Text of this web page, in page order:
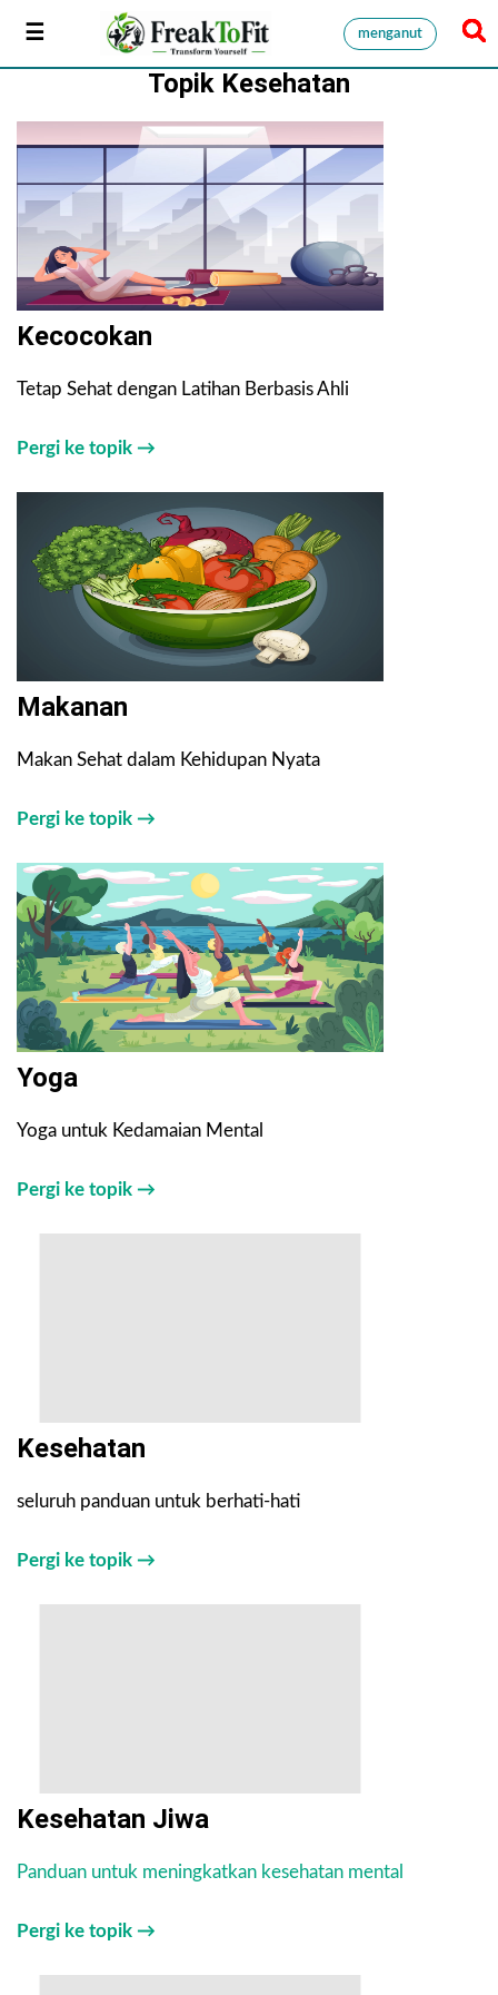
menganut
Topik Kesehatan
Kecocokan
Tetap Sehat dengan Latihan Berbasis Ahli
Pergi ke topik →
Makanan
Makan Sehat dalam Kehidupan Nyata
Pergi ke topik →
Yoga
Yoga untuk Kedamaian Mental
Pergi ke topik →
Kesehatan
seluruh panduan untuk berhati-hati
Pergi ke topik →
Kesehatan Jiwa
Panduan untuk meningkatkan kesehatan mental
Pergi ke topik →